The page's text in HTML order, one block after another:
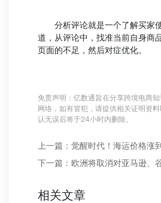
分析评论就是一个了解买家
道，从评论中，找准当前自身商
页面的不足，然后对症优化。
免责声明：亿数通旨在分享跨境电商
网络，如有冒犯，请提供相关证明资
认无误后将于24小时内删除。
相关文章